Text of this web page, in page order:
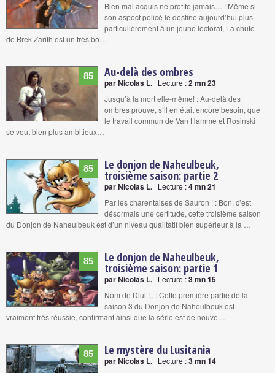
Bien mal acquis ne profite jamais… : Même si
son aspect policé le destine aujourd’hui plus
particulièrement à un jeune lectorat, La chute
de Brek Zarith est un très bo…
85 Au-delà des ombres
par Nicolas L. | Lecture :2 mn 23
Jusqu’à la mort elle-même! : Au-delà des
ombres prouve, s’il en était encore besoin, que
le travail commun de Van Hamme et Rosinski
se veut bien plus ambitieux…
85 Le donjon de Naheulbeuk,
troisième saison: partie 2
par Nicolas L. | Lecture :4 mn 21
Par les charentaises de Sauron ! : Bon, c’est
désormais une certitude, cette troisième saison
du Donjon de Naheulbeuk est d’un niveau qualitatif bien supérieur à la …
85 Le donjon de Naheulbeuk,
troisième saison: partie 1
par Nicolas L. | Lecture :3 mn 15
Nom de Dlul !.. : Cette première partie de la
saison 3 du Donjon de Naheulbeuk est
vraiment très réussie, confirmant ainsi que la série est de nouve…
85 Le mystère du Lusitania
par Nicolas L. | Lecture :3 mn 14